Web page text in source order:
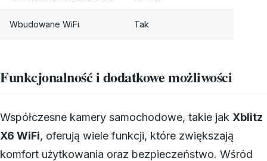
Wbudowane WiFi Tak
Funkcjonalność i dodatkowe możliwości
Współczesne kamery samochodowe, takie jak Xblitz
X6 WiFi, oferują wiele funkcji, które zwiększają
komfort użytkowania oraz bezpieczeństwo. Wśród